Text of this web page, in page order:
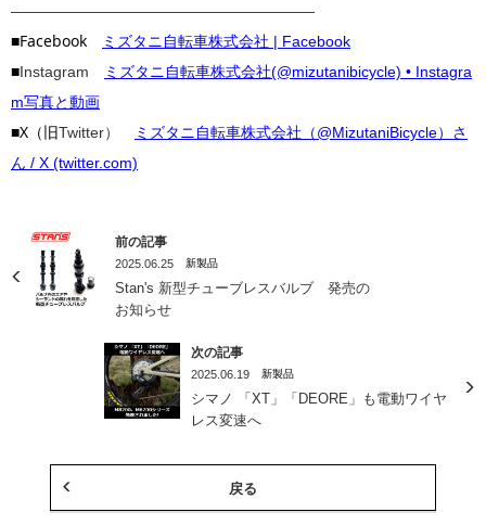
————————————————————
■Facebook ミズタニ自転車株式会社 | Facebook
■Instagram
ミズタニ自転車株式会社(@mizutanibicycle) • Instagra
m写真と動画
■X（旧Twitter）
ミズタニ自転車株式会社（@MizutaniBicycle）さ
ん / X (twitter.com)
前の記事
2025.06.25 新製品
Stan's 新型チューブレスバルブ 発売の
お知らせ
次の記事
2025.06.19 新製品
シマノ 「XT」「DEORE」も電動ワイヤ
レス変速へ
戻る